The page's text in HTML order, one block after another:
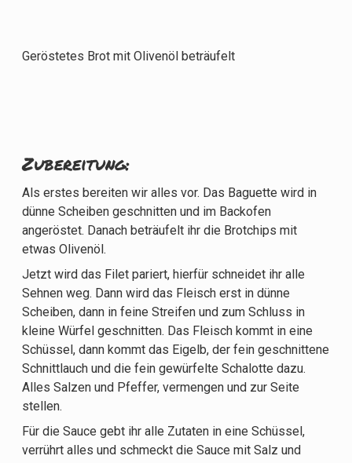
Geröstetes Brot mit Olivenöl beträufelt
Zubereitung:
Als erstes bereiten wir alles vor. Das Baguette wird in
dünne Scheiben geschnitten und im Backofen
angeröstet. Danach beträufelt ihr die Brotchips mit
etwas Olivenöl.
Jetzt wird das Filet pariert, hierfür schneidet ihr alle
Sehnen weg. Dann wird das Fleisch erst in dünne
Scheiben, dann in feine Streifen und zum Schluss in
kleine Würfel geschnitten. Das Fleisch kommt in eine
Schüssel, dann kommt das Eigelb, der fein geschnittene
Schnittlauch und die fein gewürfelte Schalotte dazu.
Alles Salzen und Pfeffer, vermengen und zur Seite
stellen.
Für die Sauce gebt ihr alle Zutaten in eine Schüssel,
verrührt alles und schmeckt die Sauce mit Salz und